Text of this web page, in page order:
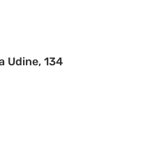
Udine, 134